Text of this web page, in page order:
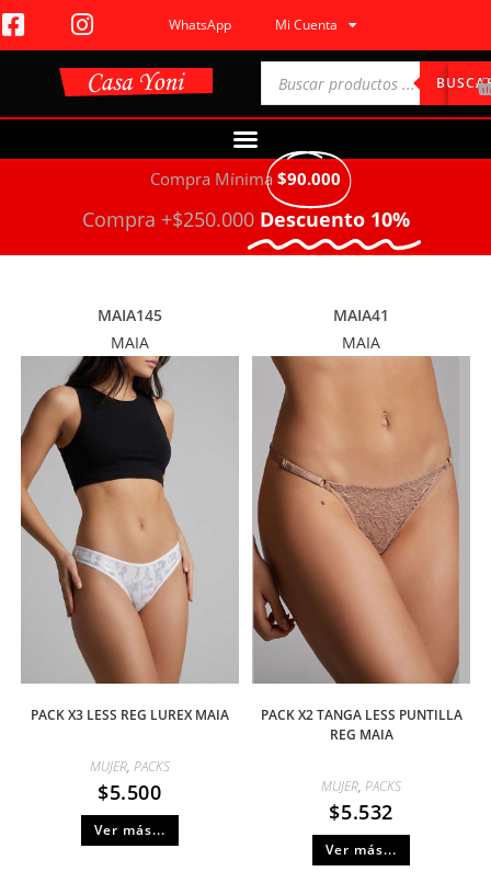
WhatsApp Mi Cuenta
Compra Mínima $90.000
Compra +$250.000 Descuento 10%
MAIA145
MAIA
PACK X3 LESS REG LUREX MAIA
MUJER, PACKS
$5.500
Ver más...
MAIA41
MAIA
PACK X2 TANGA LESS PUNTILLA
REG MAIA
MUJER,PACKS
$5.532
Ver más...